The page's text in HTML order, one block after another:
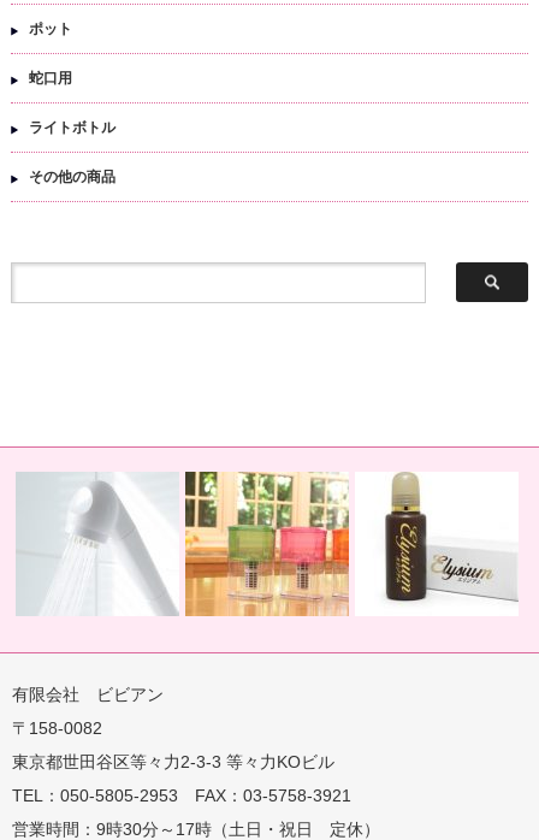
ポット
蛇口用
ライトボトル
その他の商品
用地球の恵みを シャワー
有限会社 ビビアン
〒158-0082
東京都世田谷区等々力2-3-3 等々力KOビル
TEL：050-5805-2953 FAX：03-5758-3921
営業時間：9時30分～17時（土日・祝日 定休）